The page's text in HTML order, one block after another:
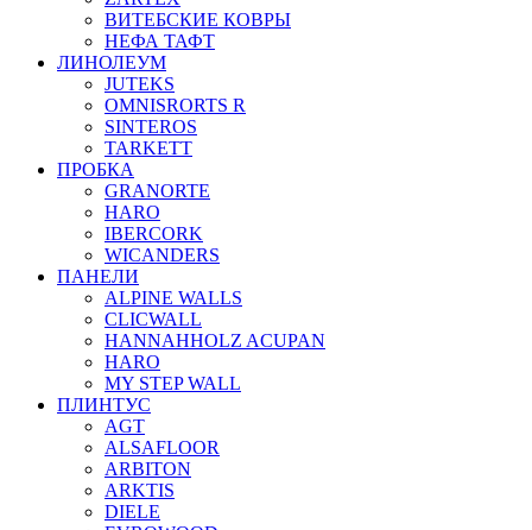
ВИТЕБСКИЕ КОВРЫ
НЕФА ТАФТ
ЛИНОЛЕУМ
JUTEKS
OMNISRORTS R
SINTEROS
TARKETT
ПРОБКА
GRANORTE
HARO
IBERCORK
WICANDERS
ПАНЕЛИ
ALPINE WALLS
CLICWALL
HANNAHHOLZ ACUPAN
HARO
MY STEP WALL
ПЛИНТУС
AGT
ALSAFLOOR
ARBITON
ARKTIS
DIELE